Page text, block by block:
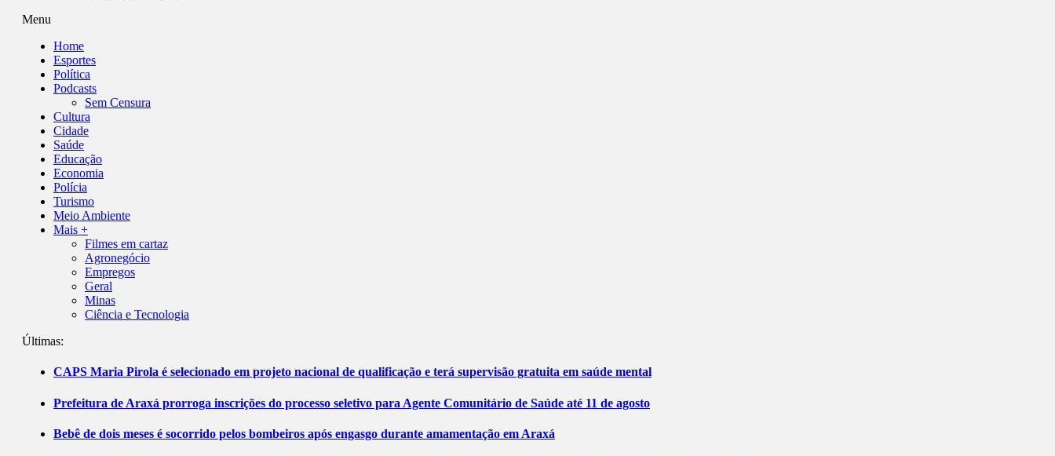
Menu
Home
Esportes
Política
Podcasts
Sem Censura
Cultura
Cidade
Saúde
Educação
Economia
Polícia
Turismo
Meio Ambiente
Mais +
Filmes em cartaz
Agronegócio
Empregos
Geral
Minas
Ciência e Tecnologia
Últimas:
CAPS Maria Pirola é selecionado em projeto nacional de qualificação e terá supervisão gratuita em saúde mental
Prefeitura de Araxá prorroga inscrições do processo seletivo para Agente Comunitário de Saúde até 11 de agosto
Bebê de dois meses é socorrido pelos bombeiros após engasgo durante amamentação em Araxá